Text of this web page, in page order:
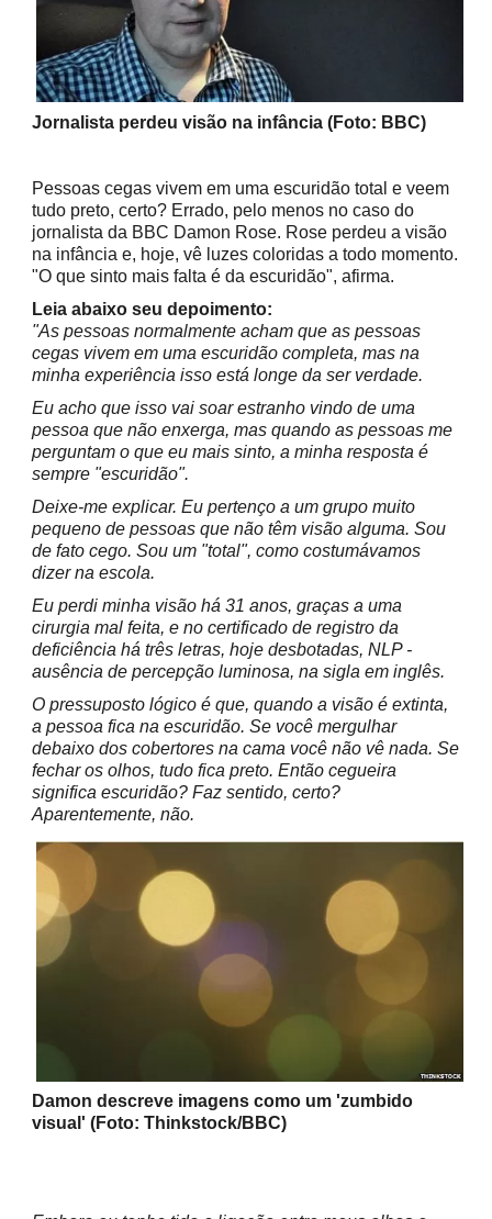
Jornalista perdeu visão na infância (Foto: BBC)
Pessoas cegas vivem em uma escuridão total e veem
tudo preto, certo? Errado, pelo menos no caso do
jornalista da BBC Damon Rose. Rose perdeu a visão
na infância e, hoje, vê luzes coloridas a todo momento.
"O que sinto mais falta é da escuridão", afirma.
Leia abaixo seu depoimento:
"As pessoas normalmente acham que as pessoas
cegas vivem em uma escuridão completa, mas na
minha experiência isso está longe da ser verdade.
Eu acho que isso vai soar estranho vindo de uma
pessoa que não enxerga, mas quando as pessoas me
perguntam o que eu mais sinto, a minha resposta é
sempre "escuridão".
Deixe-me explicar. Eu pertenço a um grupo muito
pequeno de pessoas que não têm visão alguma. Sou
de fato cego. Sou um "total", como costumávamos
dizer na escola.
Eu perdi minha visão há 31 anos, graças a uma
cirurgia mal feita, e no certificado de registro da
deficiência há três letras, hoje desbotadas, NLP -
ausência de percepção luminosa, na sigla em inglês.
O pressuposto lógico é que, quando a visão é extinta,
a pessoa fica na escuridão. Se você mergulhar
debaixo dos cobertores na cama você não vê nada. Se
fechar os olhos, tudo fica preto. Então cegueira
significa escuridão? Faz sentido, certo?
Aparentemente, não.
Damon descreve imagens como um 'zumbido
visual' (Foto: Thinkstock/BBC)